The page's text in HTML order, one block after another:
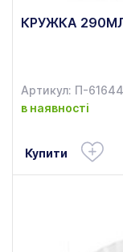
КРУЖКА 290МЛ
Артикул: П-
в наявності
Купити